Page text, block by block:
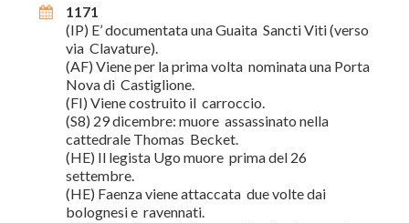
1171
(IP) E’ documentata una Guaita Sancti Viti (verso
via Clavature).
(AF) Viene per la prima volta nominata una Porta
Nova di Castiglione.
(FI) Viene costruito il carroccio.
(S8) 29 dicembre: muore assassinato nella
cattedrale Thomas Becket.
(HE) Il legista Ugo muore prima del 26
settembre.
(HE) Faenza viene attaccata due volte dai
bolognesi e ravennati.